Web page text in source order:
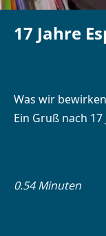
17 Jahre
Was wir
Ein Gruß nach 17
0.54 Minuten